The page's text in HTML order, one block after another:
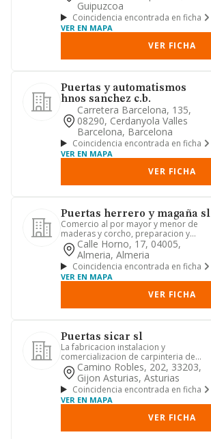
Guipuzcoa
Coincidencia encontrada en ficha
VER EN MAPA
VER FICHA
Puertas y automatismos
hnos sanchez c.b.
Carretera Barcelona, 135,
08290, Cerdanyola Valles
Barcelona, Barcelona
Coincidencia encontrada en ficha
VER EN MAPA
VER FICHA
Puertas herrero y magaña sl
Comercio al por mayor y menor de
maderas y corcho, preparacion y
transformacion industrial de mader...
Calle Horno, 17, 04005,
Almeria, Almeria
Coincidencia encontrada en ficha
VER EN MAPA
VER FICHA
Puertas sicar sl
La fabricacion instalacion y
comercializacion de carpinteria de
todas clases, asi como la compra, v...
Camino Robles, 202, 33203,
Gijon Asturias, Asturias
Coincidencia encontrada en ficha
VER EN MAPA
VER FICHA